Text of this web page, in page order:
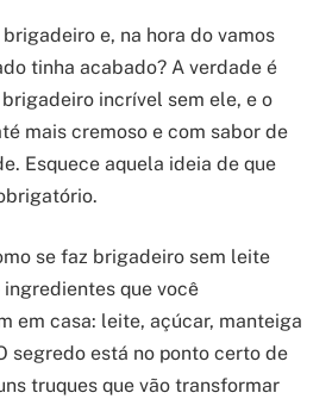
e, na hora do vamos
tinha acabado? A verdade é
incrível sem ele, e o
mais cremoso e com sabor de
Esquece aquela ideia de que
se faz brigadeiro sem leite
que você
em casa: leite, açúcar, manteiga
segredo está no ponto certo de
truques que vão transformar